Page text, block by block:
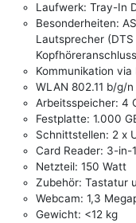
Laufwerk: Tray-In
Besonderheiten:
Lautsprecher
Kommunikation
WLAN 802.11 b/g/
Arbeitsspeicher: 4
Festplatte: 1.000
Schnittstellen: 2 x
Card Reader: 3-in-1
Netzteil: 150 Watt
Zubehör: Tastatur
Webcam: 1,3
Gewicht: <12 kg